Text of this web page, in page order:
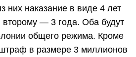
них наказание в виде 4 лет
— 3 года. Оба будут
общего режима. Кроме
в размере 3 миллионов